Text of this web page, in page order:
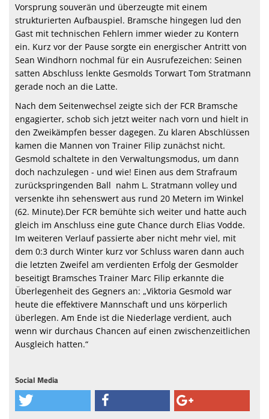
Vorsprung souverän und überzeugte mit einem
strukturierten Aufbauspiel. Bramsche hingegen lud den
Gast mit technischen Fehlern immer wieder zu Kontern
ein. Kurz vor der Pause sorgte ein energischer Antritt von
Sean Windhorn nochmal für ein Ausrufezeichen: Seinen
satten Abschluss lenkte Gesmolds Torwart Tom Stratmann
gerade noch an die Latte.
Nach dem Seitenwechsel zeigte sich der FCR Bramsche
engagierter, schob sich jetzt weiter nach vorn und hielt in
den Zweikämpfen besser dagegen. Zu klaren Abschlüssen
kamen die Mannen von Trainer Filip zunächst nicht.
Gesmold schaltete in den Verwaltungsmodus, um dann
doch nachzulegen - und wie! Einen aus dem Strafraum
zurückspringenden Ball nahm L. Stratmann volley und
versenkte ihn sehenswert aus rund 20 Metern im Winkel
(62. Minute).Der FCR bemühte sich weiter und hatte auch
gleich im Anschluss eine gute Chance durch Elias Vodde.
Im weiteren Verlauf passierte aber nicht mehr viel, mit
dem 0:3 durch Winter kurz vor Schluss waren dann auch
die letzten Zweifel am verdienten Erfolg der Gesmolder
beseitigt Bramsches Trainer Marc Filip erkannte die
Überlegenheit des Gegners an: „Viktoria Gesmold war
heute die effektivere Mannschaft und uns körperlich
überlegen. Am Ende ist die Niederlage verdient, auch
wenn wir durchaus Chancen auf einen zwischenzeitlichen
Ausgleich hatten.“
Social Media